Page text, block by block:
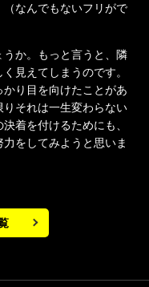
なんでもないフリがで
か。もっと言うと、隣
見えてしまうのです。
り目を向けたことがあ
それは一生変わらない
着を付けるためにも、
をしてみようと思いま